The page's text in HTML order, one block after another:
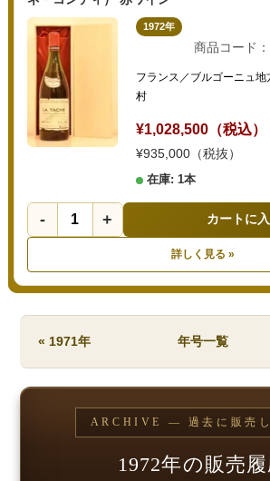
1972年
商品コード
フランス／ブルゴーニュ
村
¥1,028,500（税込）
¥935,000（税抜）
在庫: 1本
- + カートに
詳しく見る »
« 1971年 年号一覧
ARCHIVE — 過去に販売し
1972年の販売